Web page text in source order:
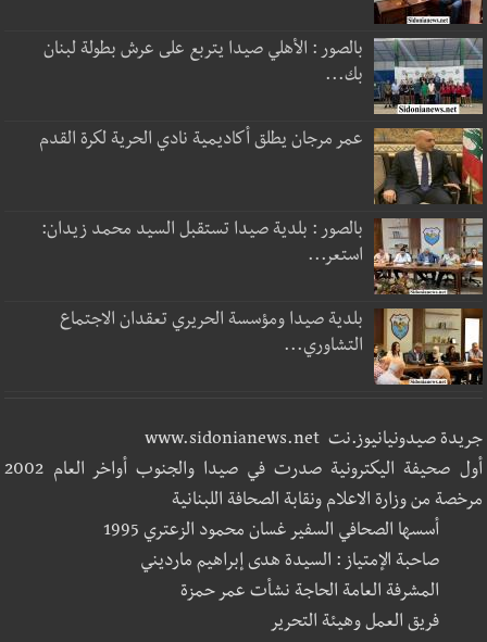
بالصور : الأهلي صيدا يتربع على عرش بطولة لبنان
بك...
عمر مرجان يطلق أكاديمية نادي الحرية لكرة القدم
بالصور : بلدية صيدا تستقبل السيد محمد زيدان:
استعر...
بلدية صيدا ومؤسسة الحريري تعقدان الاجتماع
التشاوري...
جريدة صيدونيانيوز.نت www.sidonianews.net
أول صحيفة اليكترونية صدرت في صيدا والجنوب أواخر العام 2002
مرخصة من وزارة الاعلام ونقابة الصحافة اللبنانية
أسسها الصحافي السفير غسان محمود الزعتري 1995
صاحبة الإمتياز : السيدة هدى إبراهيم مارديني
المشرفة العامة الحاجة نشأت عمر حمزة
فريق العمل وهيئة التحرير